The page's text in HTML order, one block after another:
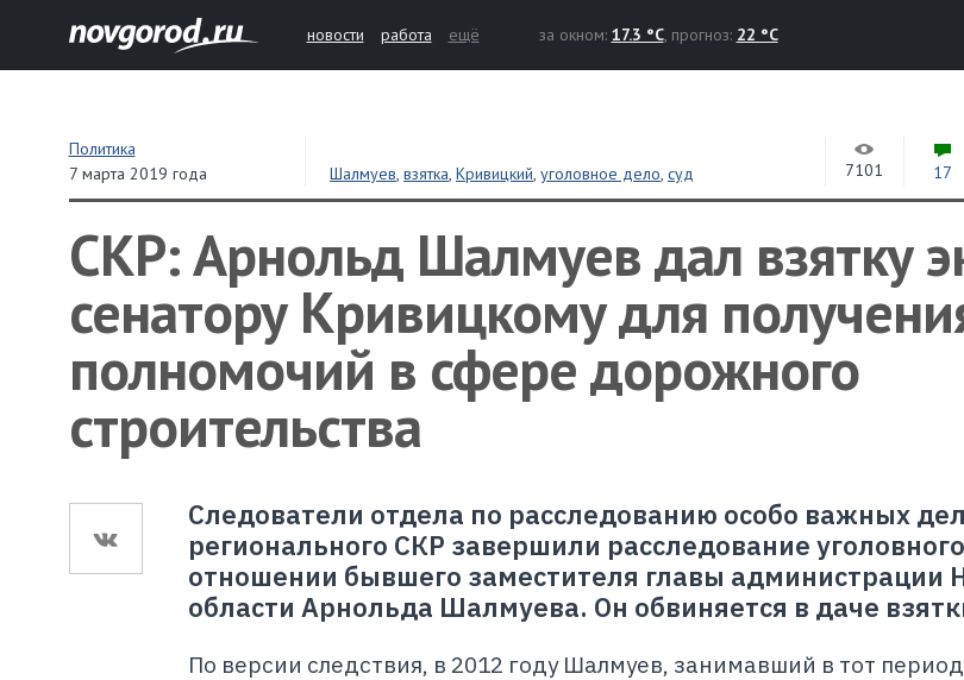
новости работа ещё за окном: 17.3 °C, прогноз: 22 °C
Политика
7 марта 2019 года
Шалмуев,взятка,Кривицкий,уголовное дело,суд 7101 17
СКР: Арнольд Шалмуев дал взятку
сенатору Кривицкому для
полномочий в сфере дорожного
строительства
Следователи отдела по расследованию особо важных дел
регионального СКР завершили расследование
отношении бывшего заместителя главы администрации
области Арнольда Шалмуева. Он обвиняется в даче
По версии следствия, в 2012 году Шалмуев, занимавший в тот